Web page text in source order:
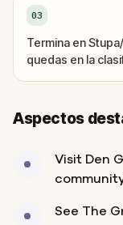
03
Termina en
quedas en la
Aspectos
Visit Den
See The